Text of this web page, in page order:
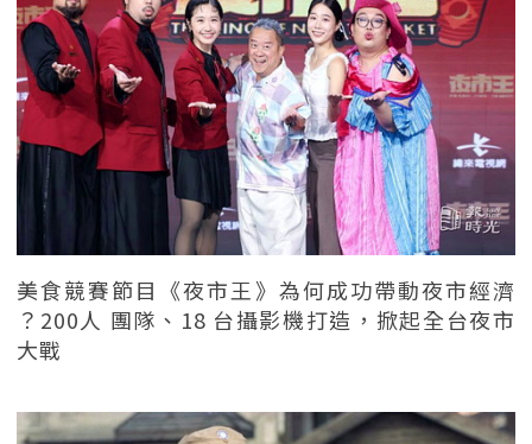
美食競賽節目《夜市王》為何成功帶動夜市經濟
？200人 團隊、18 台攝影機打造，掀起全台夜市
大戰